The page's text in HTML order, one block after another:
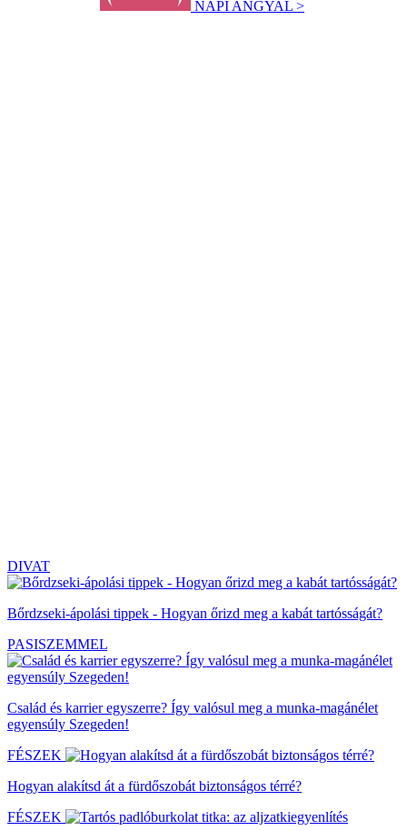
NAPI ANGYAL >
DIVAT
Bőrdzseki-ápolási tippek - Hogyan őrizd meg a kabát tartósságát?
PASISZEMMEL
Család és karrier egyszerre? Így valósul meg a munka-magánélet
egyensúly Szegeden!
FÉSZEK
Hogyan alakítsd át a fürdőszobát biztonságos térré?
FÉSZEK